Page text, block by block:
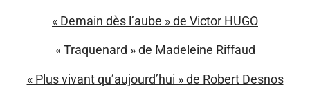
« Demain dès l’aube » de Victor HUGO
« Traquenard » de Madeleine Riffaud
« Plus vivant qu’aujourd’hui » de Robert Desnos